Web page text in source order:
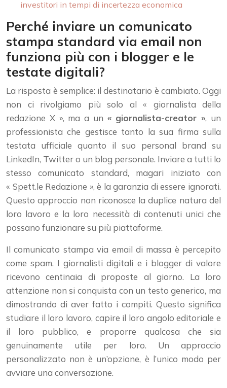
investitori in tempi di incertezza economica
Perché inviare un comunicato
stampa standard via email non
funziona più con i blogger e le
testate digitali?
La risposta è semplice: il destinatario è cambiato. Oggi
non ci rivolgiamo più solo al « giornalista della
redazione X », ma a un « giornalista-creator », un
professionista che gestisce tanto la sua firma sulla
testata ufficiale quanto il suo personal brand su
LinkedIn, Twitter o un blog personale. Inviare a tutti lo
stesso comunicato standard, magari iniziato con
« Spett.le Redazione », è la garanzia di essere ignorati.
Questo approccio non riconosce la duplice natura del
loro lavoro e la loro necessità di contenuti unici che
possano funzionare su più piattaforme.
Il comunicato stampa via email di massa è percepito
come spam. I giornalisti digitali e i blogger di valore
ricevono centinaia di proposte al giorno. La loro
attenzione non si conquista con un testo generico, ma
dimostrando di aver fatto i compiti. Questo significa
studiare il loro lavoro, capire il loro angolo editoriale e
il loro pubblico, e proporre qualcosa che sia
genuinamente utile per loro. Un approccio
personalizzato non è un’opzione, è l’unico modo per
avviare una conversazione.